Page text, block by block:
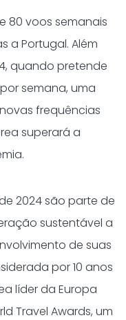
80 voos semanais
a Portugal. Além
quando pretende
semana, uma
frequências
superará a
2024 são parte de
sustentável a
de suas
por 10 anos
líder da Europa
Travel Awards, um